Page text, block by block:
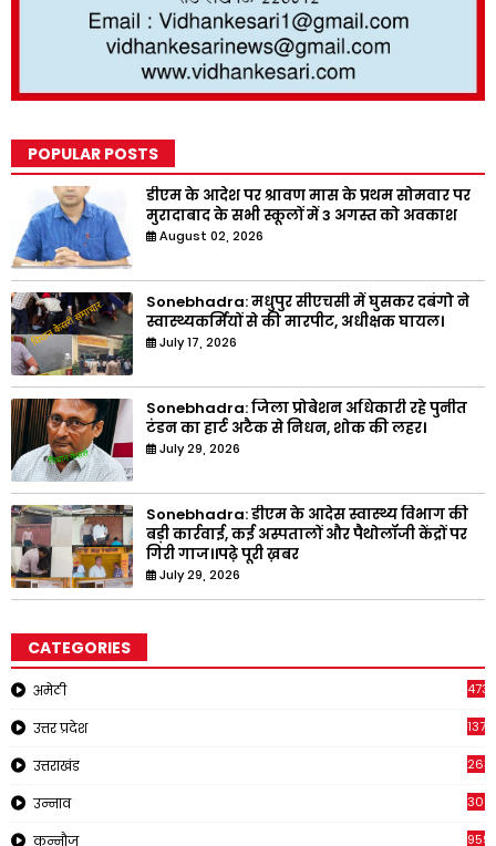
POPULAR POSTS
डीएम के आदेश पर श्रावण मास के प्रथम सोमवार पर
मुरादाबाद के सभी स्कूलों में 3 अगस्त को अवकाश
August 02, 2026
Sonebhadra: मधुपुर सीएचसी में घुसकर दबंगो ने
स्वास्थ्यकर्मियों से की मारपीट, अधीक्षक घायल।
July 17, 2026
Sonebhadra: जिला प्रोबेशन अधिकारी रहे पुनीत
टंडन का हार्ट अटैक से निधन, शोक की लहर।
July 29, 2026
Sonebhadra: डीएम के आदेस स्वास्थ्य विभाग की
बड़ी कार्रवाई, कई अस्पतालों और पैथोलॉजी केंद्रों पर
गिरी गाज।।पढ़े पूरी ख़बर
July 29, 2026
CATEGORIES
अमेठी
उत्तर प्रदेश 1371
उत्तराखंड
उन्नाव 308
कन्नौज 959